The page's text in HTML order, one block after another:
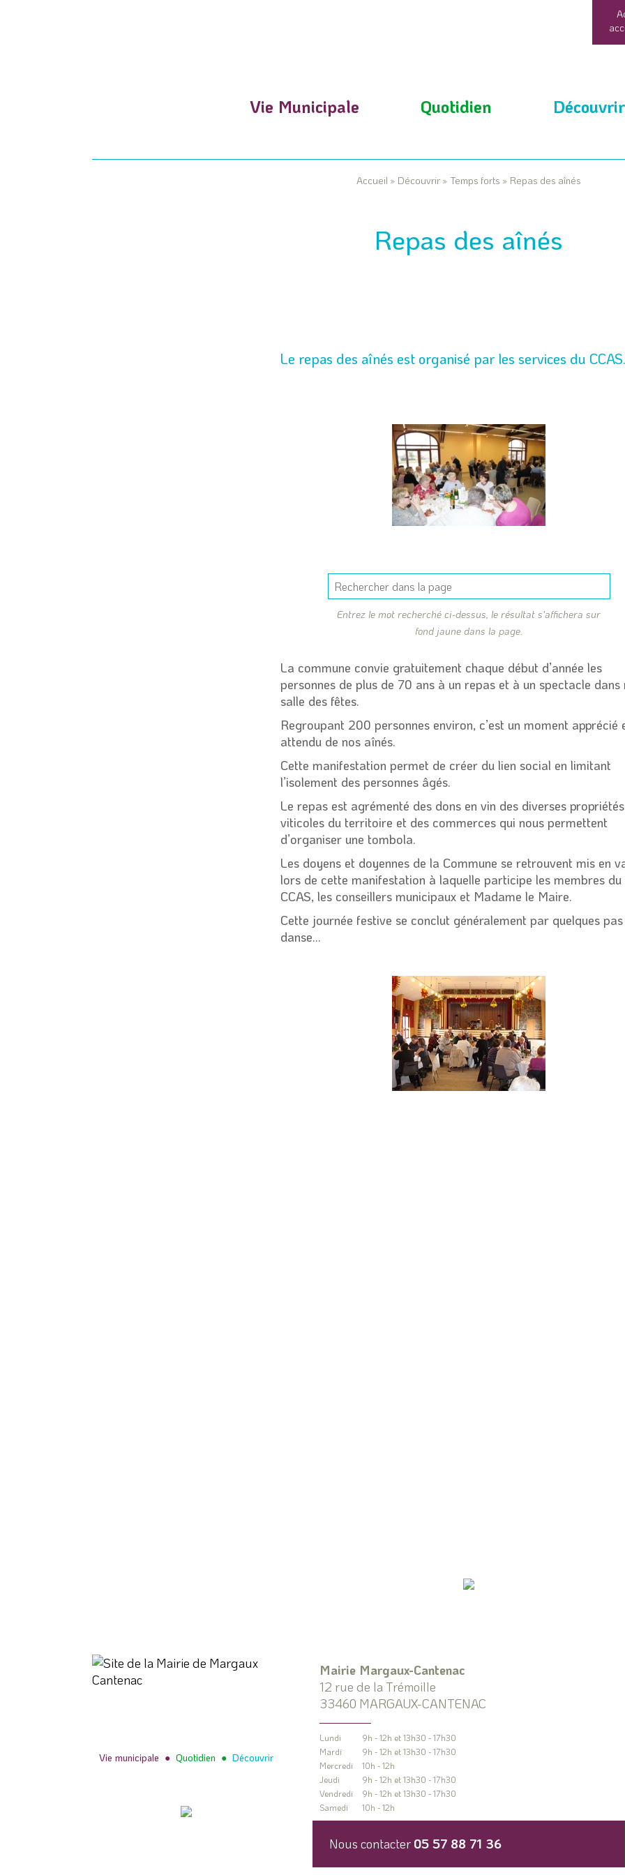
Vie Municipale Quotidien Découvrir
Accueil » Découvrir » Temps forts » Repas des aînés
Repas des aînés
Le repas des aînés est organisé par les services du CCAS.
Entrez le mot recherché ci-dessus, le résultat s'affichera sur
fond jaune dans la page.
La commune convie gratuitement chaque début d’année les
personnes de plus de 70 ans à un repas et à un spectacle dans
salle des fêtes.
Regroupant 200 personnes environ, c’est un moment apprécié
attendu de nos aînés.
Cette manifestation permet de créer du lien social en limitant
l’isolement des personnes âgés.
Le repas est agrémenté des dons en vin des diverses propriétés
viticoles du territoire et des commerces qui nous permettent
d’organiser une tombola.
Les doyens et doyennes de la Commune se retrouvent mis en
lors de cette manifestation à laquelle participe les membres du
CCAS, les conseillers municipaux et Madame le Maire.
Cette journée festive se conclut généralement par quelques
danse…
Vie municipale ● Quotidien ● Découvrir
Mairie Margaux-Cantenac
12 rue de la Trémoille
33460 MARGAUX-CANTENAC
Lundi
Mardi
Mercredi
Jeudi
Vendredi
Samedi
9h - 12h et 13h30 - 17h30
9h - 12h et 13h30 - 17h30
10h - 12h
9h - 12h et 13h30 - 17h30
9h - 12h et 13h30 - 17h30
10h - 12h
Nous contacter 05 57 88 71 36